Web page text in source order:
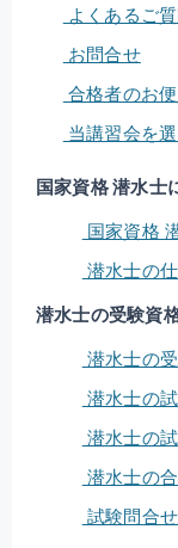
よくあるご
お問合せ
合格者のお便
当講習会を
国家資格 潜水士
国家資格
潜水士の
潜水士の受験資
潜水士の
潜水士の
潜水士の
潜水士の
試験問合